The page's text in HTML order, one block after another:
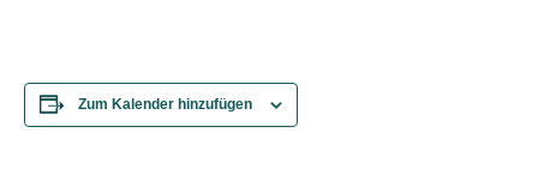
Zum Kalender hinzufügen